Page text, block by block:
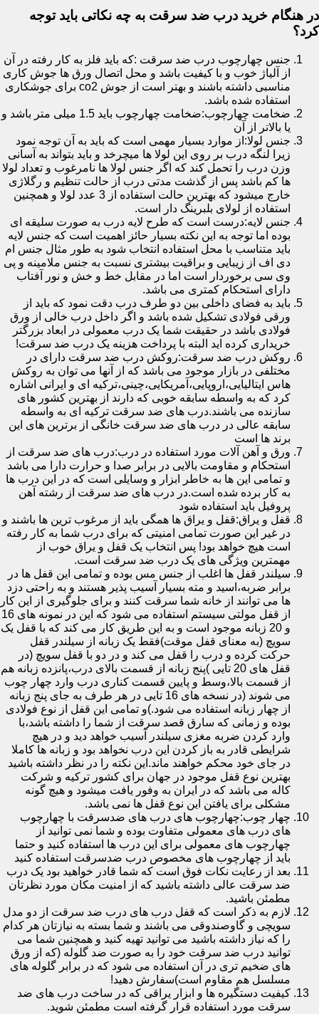
در هنگام خرید درب ضد سرقت به چه نکاتی باید توجه
کرد؟
جنس چهارچوب درب ضد سرقت :که باید فلز به کار رفته در آن
از آلیاژ خوب و با کیفیت باشد و محل اتصال ورق ها جوش کاری
مناسبی داشته باشند و بهتر است از جوش co2 برای جوشکاری
استفاده شده باشد.
ضخامت چهارچوب:ضخامت چهارچوب باید 1.5 میلی متر باشد و
یا بالاتر از آن
جنس لولا:از موارد بسیار مهمی است که باید به آن توجه نمود
زیرا لنگه درب بر روی این لولا ها میچرخد و باید بتواند به آسانی
وزن درب را تحمل کند که اگر جنس لولا ها نامرغوب و تعداد لولا
ها کم باشد پس از گذشت مدتی درب از حالت تنظیم و رگلاژی
خارج میشود که بهترین حالت استفاده از 3 عدد لولا و همچنین
استفاده از لولای بلبرینگ دار است.
جنس لایه:درست است که طرح لایه درب به صورت سلیقه ای
بوده اما توجه به این نکته بسیار حائز اهمیت است که جنس لایه
باید متناسب با محل استفاده انتخاب شود به طور مثال جنس ام
دی اف از زیبایی و براقیت بیشتری نسبت به جنس ملامینه و پی
وی سی برخوردار است اما در مقابل خط و خش و نور آفتاب
دارای استحکام کمتری می باشد.
باید به فضای داخلی بین دو طرف درب دقت نمود که باید از
ورقی فولادی تشکیل شده باشد و اگر داخل درب خالی از ورق
فولادی باشد در حقیقت شما یک درب معمولی در ابعاد بزرگتر
خریداری کرده اید البته با پرداخت هزینه یک درب ضد سرقت!
روکش درب ضد سرقت:روکش درب ضد سرقت دارای در
مختلفی در بازار موجود می باشد که از آنها می توان به روکش
هاس ایتالیایی،اروپایی،آمریکایی،چینی،ترکیه ای و ایرانی اشاره
کرد که به واسطه سابقه خوبی که دارند از بهترین کشور های
سازنده می باشند.درب های ضد سرقت ترکیه ای به واسطه
سابقه عالی در درب های ضد سرقت خانگی از برترین های این
برند ها است
ورق و آهن آلات مورد استفاده در درب:درب های ضد سرقت از
استحکام و مقاومت بالایی در برابر صدا و حرارت دارا می باشد
و تمامی این ها به خاطر ابزار و وسایلی است که در این درب ها
به کار برده شده است.در درب های ضد سرقت از رشته آهن
پروفیل باید استفاده شود
قفل و یراق:قفل و یراق ها همگی باید از مرغوب ترین ها باشند و
در غیر این صورت تمامی امنیتی که برای درب شما به کار رفته
است هیچ خواهد بود! پس انتخاب یک قفل و یراق خوب از
مهمترین ویژگی های یک درب ضد سرقت است.
سیلندر قفل ها اغلب از جنس مس بوده و تمامی این قفل ها در
برابر ضربه،اسید و مته بسیار آسیب پذیر هستند و به راحتی دزد
ها می توانند از خانه شما سرقت کنند و برای جلوگیری از این کار
از قفل مولتی سیستم استفاده می شود که این در نمونه های 16
و 20 زبانه موجود است و به این طریق کار می کند که با قفل یک
سویچ (به معنای قفل موقت)فقط یک زبانه از سیلندر قفل
حرکت کرده و درب را قفل می کند و در دو با قفل سویچ (در
قفل های 20 تایی )پنج زبانه از قسمت بالای درب،پانزده زبانه هم
از قسمت بالا،وسط و پایین قسمت کناری درب وارد چهار چوب
می شوند (در نسخه های 16 تایی در هر طرف به جای پنج زبانه
از چهار زبانه استفاده می شود.)و تمامی این قفل از نوع فولادی
بوده و زمانی که سارق قصد سرقت از شما را داشته باشد،با
وارد کردن ضربه مغزی سیلندر آسیب خواهد دید و در هیچ
شرایطی قادر به باز کردن این درب نخواهد بود و زبانه ها کاملا
در جای خود محکم خواهند ماند.این نکته را در نظر داشته باشید
بهترین نوع قفل موجود در جهان برای کشور ترکیه و شرکت
کاله می باشد که در ایران به وفور یافت میشود و هیچ گونه
مشکلی برای یافتن این نوع قفل ها نمی باشد.
چهار چوب:چهارچوب های درب های ضدسرقت با چهارچوب
های درب های معمولی متفاوت بوده و شما نمی توانید از
چهارچوب های معمولی برای این درب ها استفاده کنید و حتما
باید از چهارچوب های مخصوص درب ضدسرقت استفاده کنید
بعد از رعایت نکات فوق است که شما قادر خواهید بود یک درب
ضد سرقت عالی داشته باشید که از امنیت مکان مورد نظرتان
مطمئن باشید.
لازم به ذکر است که قفل درب های درب ضد سرقت از دو مدل
سویچی و گاوصندوقی می باشند و شما بسته به نیازتان هر کدام
را که نیاز داشته باشید می توانید تهیه کنید و همچنین شما می
توانید درب ضد سرقت خود را به صورت ضد گلوله (که از ورق
های ضخیم تری در آن استفاده می شود که در برابر گلوله های
مسلسل هم مقاوم است)سفارش دهید!
کیفیت دستگیره ها و ابزار یراقی که در ساخت درب های ضد
سرقت مورد استفاده قرار گرفته است مطمئن شوید.